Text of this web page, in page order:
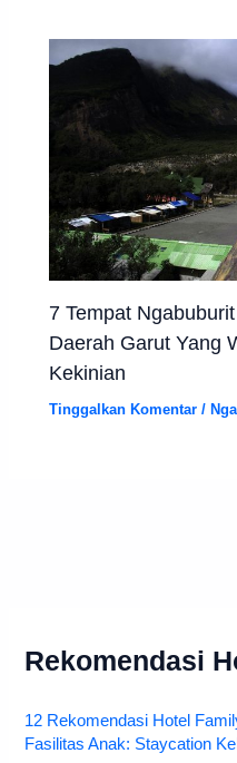
7 Tempat
Daerah Garut Yang
Kekinian
Tinggalkan Komentar /
Rekomendasi
12 Rekomendasi Hotel
Fasilitas Anak: Staycation